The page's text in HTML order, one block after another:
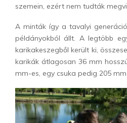
szemein, ezért nem tudták
A minták így a tavalyi
példányokból állt. A legtöbb
karikakeszegből került ki,
karikák átlagosan 36 mm
mm-es, egy csuka pedig 205